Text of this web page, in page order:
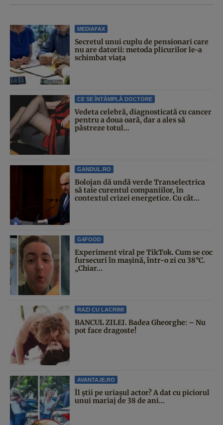
MEDIAFAX
Secretul unui cuplu de pensionari care
nu are datorii: metoda plicurilor le-a
schimbat viața
CE SE ÎNTÂMPLĂ DOCTORE
Vedeta celebră, diagnosticată cu cancer
pentru a doua oară, dar a ales să
păstreze totul...
GANDUL.RO
Bolojan dă undă verde Transelectrica
să taie curentul companiilor, în
contextul crizei energetice. Cu cât...
G4FOOD
Experiment viral pe TikTok. Cum se coc
fursecuri în mașină, într-o zi cu 38°C.
„Chiar...
RAZI CU LACRIMI
BANCUL ZILEI. Badea Gheorghe: – Nu
pot face dragoste!
AVANTAJE.RO
Îl știi pe uriașul actor? A dat cu piciorul
unui mariaj de 38 de ani...